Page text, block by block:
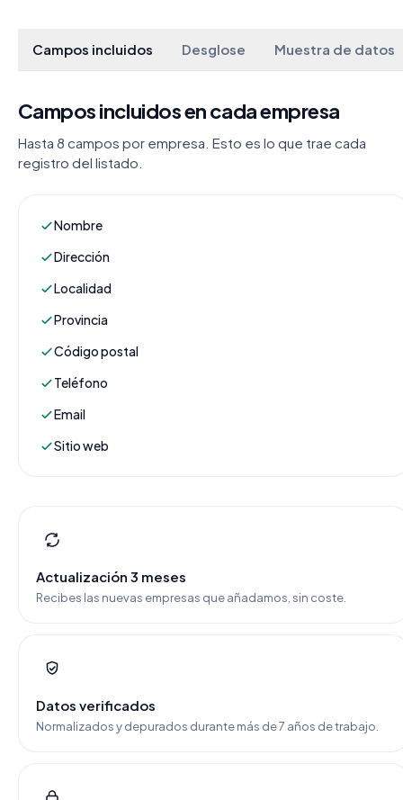
Campos incluidos Desglose Muestra de datos
Campos incluidos en cada empresa
Hasta 8 campos por empresa. Esto es lo que trae cada
registro del listado.
Nombre
Dirección
Localidad
Provincia
Código postal
Teléfono
Email
Sitio web
Actualización 3 meses
Recibes las nuevas empresas que añadamos, sin coste.
Datos verificados
Normalizados y depurados durante más de 7 años de trabajo.